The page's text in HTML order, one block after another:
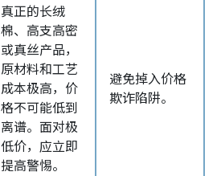
真正的长绒
棉、高支高密
或真丝产品，
原材料和工艺
成本极高，价
格不可能低到
离谱。面对极
低价，应立即
提高警惕。
避免掉入价格
欺诈陷阱。